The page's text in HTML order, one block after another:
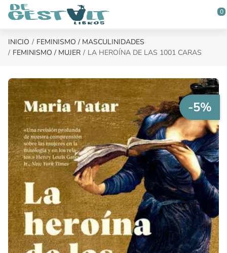
Saltar al contenido principal
0
INICIO
FEMINISMO / MASCULINIDADES
FEMINISMO / MUJER
LA HEROÍNA DE LAS 1001 CARAS
-5%